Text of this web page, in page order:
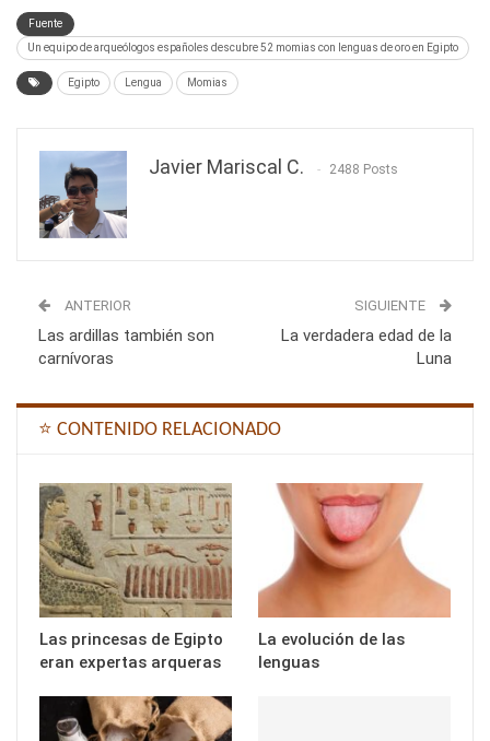
Fuente
Un equipo de arqueólogos españoles descubre 52 momias con lenguas de oro en Egipto
Egipto Lengua Momias
Javier Mariscal C. 2488 Posts
ANTERIOR
Las ardillas también son
carnívoras
SIGUIENTE
La verdadera edad de la
Luna
⭐ CONTENIDO RELACIONADO
Las princesas de Egipto
eran expertas arqueras
La evolución de las
lenguas